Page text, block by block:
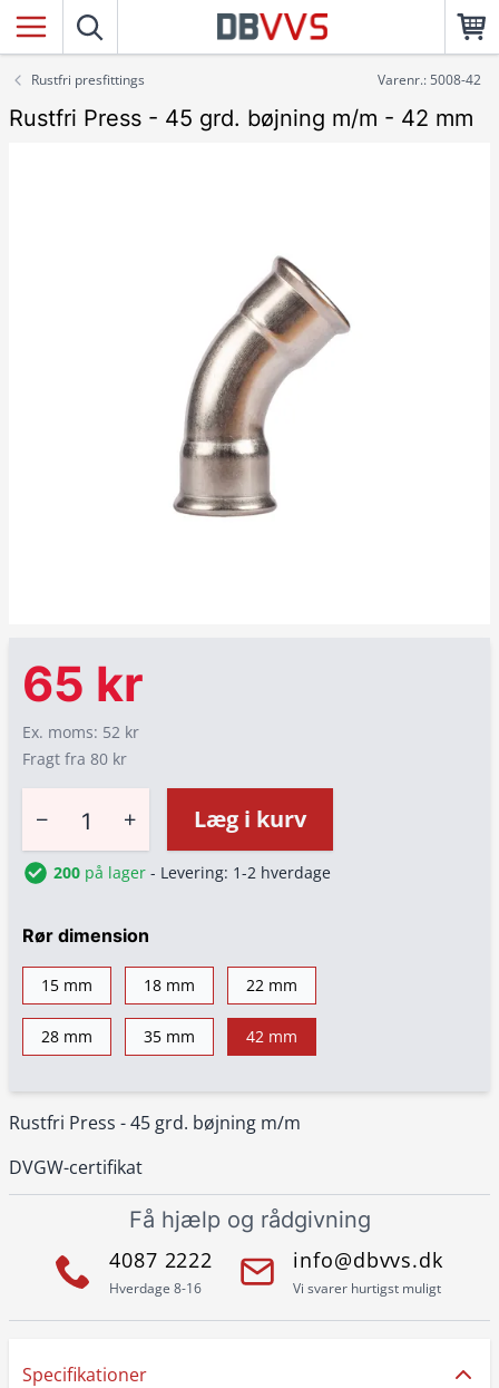
Rustfri presfittings Varenr.: 5008-42
Rustfri Press - 45 grd. bøjning m/m - 42 mm
Rustfri Press - 45 grd. bøjning m/m
DVGW-certifikat
65 kr
Ex. moms: 52 kr
Fragt fra 80 kr
− + Læg i kurv
200 på lager - Levering: 1-2 hverdage
Rør dimension
15 mm 18 mm 22 mm
28 mm 35 mm 42 mm
Få hjælp og rådgivning
4087 2222
Hverdage 8-16
info@dbvvs.dk
Vi svarer hurtigst muligt
Specifikationer